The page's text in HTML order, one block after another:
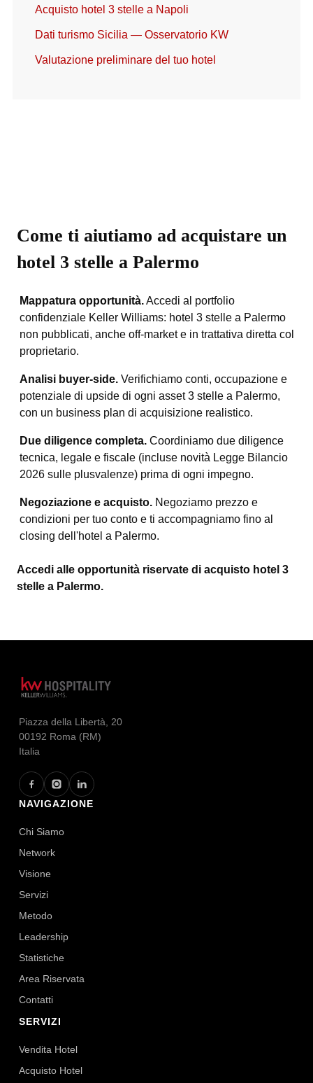
Acquisto hotel 3 stelle a Napoli
Dati turismo Sicilia — Osservatorio KW
Valutazione preliminare del tuo hotel
Come ti aiutiamo ad acquistare un
hotel 3 stelle a Palermo
Mappatura opportunità.Accedi al portfolio
confidenziale Keller Williams: hotel 3 stelle a Palermo
non pubblicati, anche off-market e in trattativa diretta col
proprietario.
Analisi buyer-side. Verifichiamo conti, occupazione e
potenziale di upside di ogni asset 3 stelle a Palermo,
con un business plan di acquisizione realistico.
Due diligence completa. Coordiniamo due diligence
tecnica, legale e fiscale (incluse novità Legge Bilancio
2026 sulle plusvalenze) prima di ogni impegno.
Negoziazione e acquisto. Negoziamo prezzo e
condizioni per tuo conto e ti accompagniamo fino al
closing dell'hotel a Palermo.
Accedi alle opportunità riservate di acquisto hotel 3
stelle a Palermo.
Piazza della Libertà, 20
00192 Roma (RM)
Italia
NAVIGAZIONE
Chi Siamo
Network
Visione
Servizi
Metodo
Leadership
Statistiche
Area Riservata
Contatti
SERVIZI
Vendita Hotel
Acquisto Hotel